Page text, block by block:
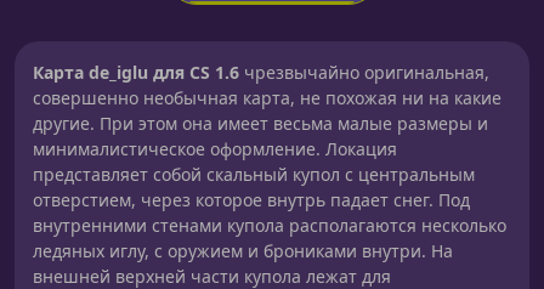
Карта de_iglu для CS 1.6 чрезвычайно оригинальная,
совершенно необычная карта, не похожая ни на какие
другие. При этом она имеет весьма малые размеры и
минималистическое оформление. Локация
представляет собой скальный купол с центральным
отверстием, через которое внутрь падает снег. Под
внутренними стенами купола располагаются несколько
ледяных иглу, с оружием и брониками внутри. На
внешней верхней части купола лежат для